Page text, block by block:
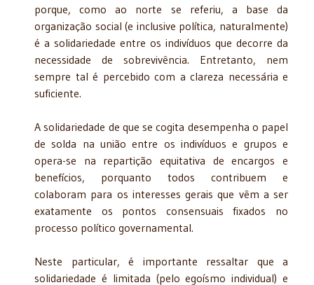
porque, como ao norte se referiu, a base da
organização social (e inclusive política, naturalmente)
é a solidariedade entre os indivíduos que decorre da
necessidade de sobrevivência. Entretanto, nem
sempre tal é percebido com a clareza necessária e
suficiente.
A solidariedade de que se cogita desempenha o papel
de solda na união entre os indivíduos e grupos e
opera-se na repartição equitativa de encargos e
benefícios, porquanto todos contribuem e
colaboram para os interesses gerais que vêm a ser
exatamente os pontos consensuais fixados no
processo político governamental.
Neste particular, é importante ressaltar que a
solidariedade é limitada (pelo egoísmo individual) e